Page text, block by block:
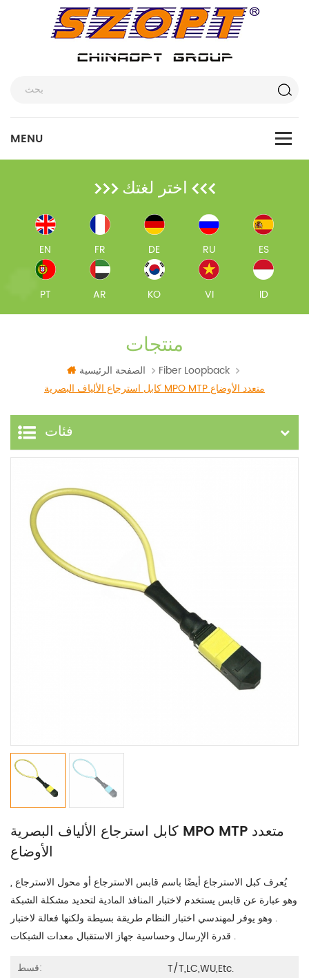
اختر لغتك
EN FR DE RU ES
PT AR KO VI ID
منتجات
الصفحة الرئيسية
Fiber Loopback
كابل استرجاع الألياف البصرية MPO MTP متعدد الأوضاع
فئات
كابل استرجاع الألياف البصرية MPO MTP متعدد
الأوضاع
يُعرف كبل الاسترجاع أيضًا باسم قابس الاسترجاع أو محول الاسترجاع ,
وهو عبارة عن قابس يستخدم لاختبار المنافذ المادية لتحديد مشكلة الشبكة
. وهو يوفر لمهندسي اختبار النظام طريقة بسيطة ولكنها فعالة لاختبار
قدرة الإرسال وحساسية جهاز الاستقبال معدات الشبكات .
قسط:
T/T,LC,WU,etc.